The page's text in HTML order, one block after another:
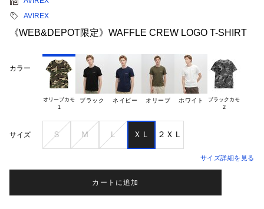
AVIREX
《WEB&DEPOT限定》WAFFLE CREW LOGO T-SHIRT
カラー
オリーブカモ
ブラック ネイビー オリーブ ホワイト
ブラックカモ
2
サイズ Ｓ Ｍ Ｌ ＸＬ ２ＸＬ
サイズ詳細を見る
カートに追加